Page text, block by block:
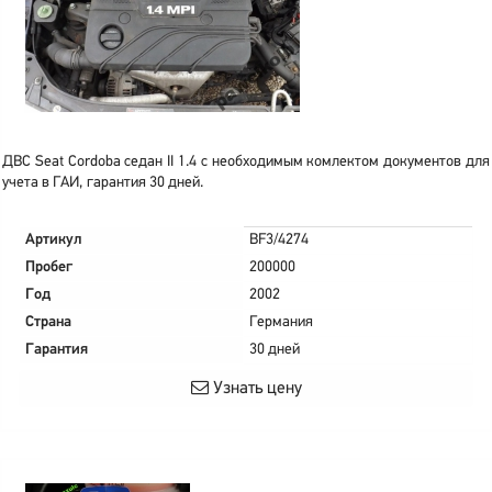
ДВС Seat Cordoba седан II 1.4 с необходимым комлектом документов для
учета в ГАИ, гарантия 30 дней.
Артикул
BF3/4274
Пробег
200000
Год
2002
Страна
Германия
Гарантия
30 дней
Узнать цену